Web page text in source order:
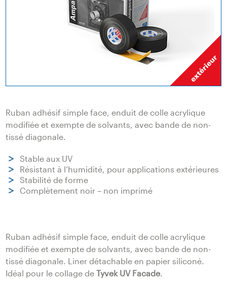
Ruban adhésif simple face, enduit de colle acrylique
modifiée et exempte de solvants, avec bande de non-
tissé diagonale.
Stable aux UV
Résistant à l’humidité, pour applications extérieures
Stabilité de forme
Complètement noir – non imprimé
Ruban adhésif simple face, enduit de colle acrylique
modifiée et exempte de solvants, avec bande de non-
tissé diagonale. Liner détachable en papier siliconé.
Idéal pour le collage deTyvek UV Facade